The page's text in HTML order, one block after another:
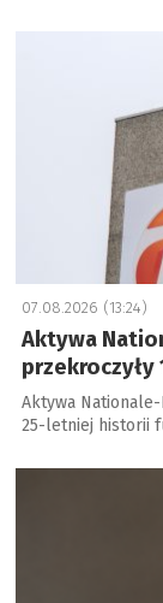
07.08.2026 (13:24)
Aktywa
przekroczyły
Aktywa
25-letniej historii
a